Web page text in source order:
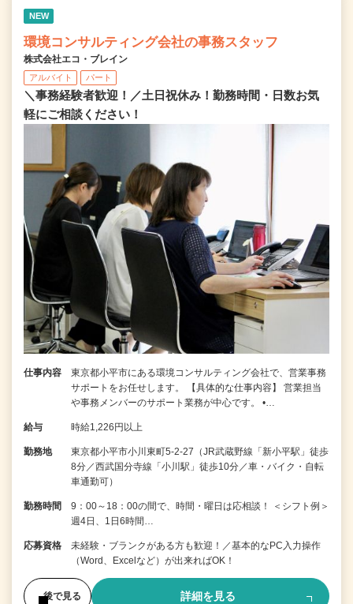
NEW
環境コンサルティング会社の事務スタッフ
株式会社エコ・ブレイン
アルバイト パート
＼事務経験者歓迎！／土日祝休み！勤務時間・日数お気
軽にご相談ください！
仕事内容
東京都小平市にある環境コンサルティング会社で、営業事務
サポートをお任せします。 【具体的な仕事内容】 営業担当
や事務メンバーのサポート業務が中心です。 •…
給与 時給1,226円以上
勤務地
東京都小平市小川東町5-2-27（JR武蔵野線「新小平駅」徒歩
8分／西武国分寺線「小川駅」徒歩10分／車・バイク・自転
車通勤可）
勤務時間
9：00～18：00の間で、時間・曜日は応相談！ ＜シフト例＞
週4日、1日6時間…
応募資格
未経験・ブランクがある方も歓迎！／基本的なPC入力操作
（Word、Excelなど）が出来ればOK！
後で見る 詳細を見る